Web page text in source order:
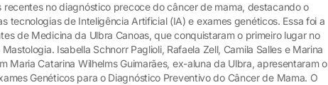
recentes no diagnóstico precoce do câncer de mama, destacando o
tecnologias de Inteligência Artificial (IA) e exames genéticos. Essa foi a
de Medicina da Ulbra Canoas, que conquistaram o primeiro lugar no
Isabella Schnorr Paglioli, Rafaela Zell, Camila Salles e Marina
Maria Catarina Wilhelms Guimarães, ex-aluna da Ulbra, apresentaram o
Genéticos para o Diagnóstico Preventivo do Câncer de Mama. O